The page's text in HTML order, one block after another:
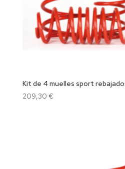
Kit de 4 muelles sport
209,30 €